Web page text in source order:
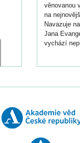
věnovanou
na
Navazuje
Jana
vychází